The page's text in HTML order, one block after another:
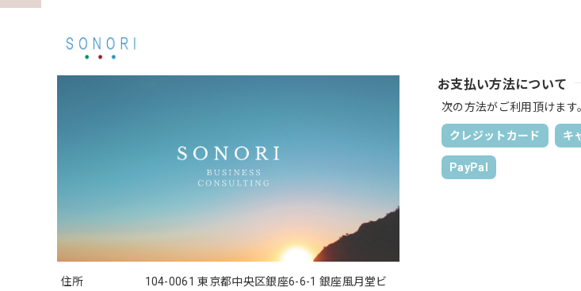
住所
104-0061 東京都中央区銀座6-6-1 銀座風月堂ビ
お支払い方法について
次の方法がご利用頂けます
クレジットカード キ
PayPal